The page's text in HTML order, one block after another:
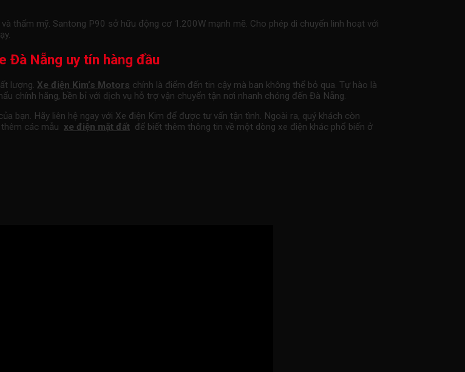
thẩm mỹ. Santong P90 sở hữu động cơ 1.200W mạnh mẽ. Cho phép di chuyển linh hoạt với
Đà Nẵng uy tín hàng đầu
lượng. Xe điện Kim’s Motors chính là điểm đến tin cậy mà bạn không thể bỏ qua. Tự hào là
chính hãng, bền bỉ với dịch vụ hỗ trợ vận chuyển tận nơi nhanh chóng đến Đà Nẵng.
bạn. Hãy liên hệ ngay với Xe điện Kim để được tư vấn tận tình. Ngoài ra, quý khách còn
các mẫu xe điện mặt đất để biết thêm thông tin về một dòng xe điện khác phổ biến ở